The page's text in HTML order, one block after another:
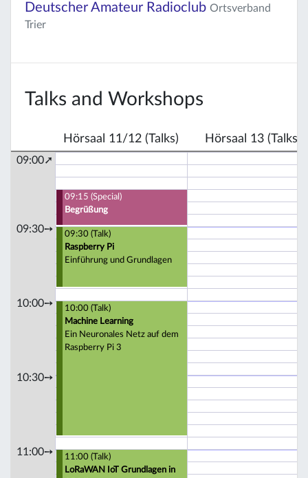
Deutscher Amateur Radioclub Ortsverband
Trier
Talks and Workshops
09:00➚
09:30➙
10:00➙
10:30➙
11:00➙
Hörsaal 11/12 (Talks) Hörsaal 13 (Talks)
09:15 (Special)
Begrüßung
09:30 (Talk)
Raspberry Pi
Einführung und Grundlagen
10:00 (Talk)
Machine Learning
Ein Neuronales Netz auf dem
Raspberry Pi 3
11:00 (Talk)
LoRaWAN IoT Grundlagen in